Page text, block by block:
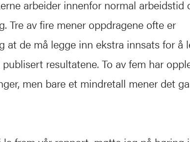
arbeider innenfor normal arbeidstid
Tre av fire mener oppdragene ofte er
at de må legge inn ekstra innsats for å
resultatene. To av fem har
men bare et mindretall mener det